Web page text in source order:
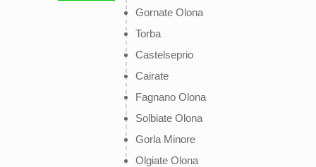
Gornate Olona
Torba
Castelseprio
Cairate
Fagnano Olona
Solbiate Olona
Gorla Minore
Olgiate Olona